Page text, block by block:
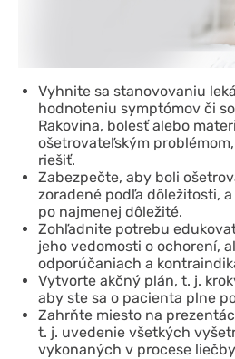
Vyhnite sa stanovovaniu
hodnoteniu symptómov či
Rakovina, bolesť alebo
ošetrovateľským
riešiť.
Zabezpečte, aby boli
zoradené podľa dôležitosti,
po najmenej dôležité.
Zohľadnite potrebu
jeho vedomosti o ochorení,
odporúčaniach a
Vytvorte akčný plán, t. j.
aby ste sa o pacienta plne
Zahrňte miesto na
t. j. uvedenie všetkých
vykonaných v procese